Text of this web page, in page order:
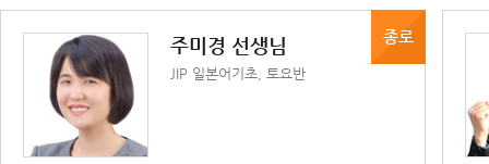
주미경 선생님
JIP 일본어기초, 토요반
종로